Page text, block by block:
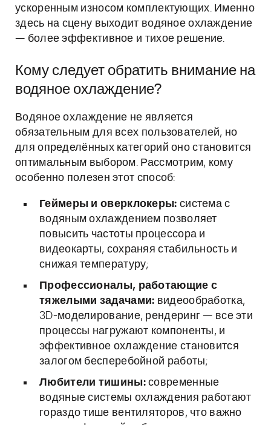
ускоренным износом комплектующих. Именно
здесь на сцену выходит водяное охлаждение
— более эффективное и тихое решение.
Кому следует обратить внимание на
водяное охлаждение?
Водяное охлаждение не является
обязательным для всех пользователей, но
для определённых категорий оно становится
оптимальным выбором. Рассмотрим, кому
особенно полезен этот способ:
Геймеры и оверклокеры: система с
водяным охлаждением позволяет
повысить частоты процессора и
видеокарты, сохраняя стабильность и
снижая температуру;
Профессионалы, работающие с
тяжелыми задачами: видеообработка,
3D-моделирование, рендеринг — все эти
процессы нагружают компоненты, и
эффективное охлаждение становится
залогом бесперебойной работы;
Любители тишины:современные
водяные системы охлаждения работают
гораздо тише вентиляторов, что важно